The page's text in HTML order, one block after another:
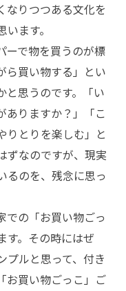
なりつつある文化を
ます。
ーで物を買うのが標
ら買い物する」とい
と思うのです。「い
ありますか？」「こ
りとりを楽しむ」と
ずなのですが、現実
るのを、残念に思っ
の「お買い物ごっ
す。その時にはぜ
プルと思って、付き
お買い物ごっこ」ご